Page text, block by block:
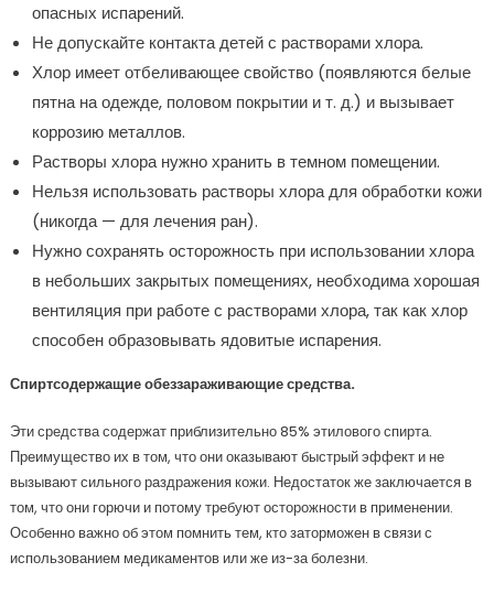
опасных испарений.
Не допускайте контакта детей с растворами хлора.
Хлор имеет отбеливающее свойство (появляются белые
пятна на одежде, половом покрытии и т. д.) и вызывает
коррозию металлов.
Растворы хлора нужно хранить в темном помещении.
Нельзя использовать растворы хлора для обработки кожи
(никогда — для лечения ран).
Нужно сохранять осторожность при использовании хлора
в небольших закрытых помещениях, необходима хорошая
вентиляция при работе с растворами хлора, так как хлор
способен образовывать ядовитые испарения.
Спиртсодержащие обеззараживающие средства.
Эти средства содержат приблизительно 85% этилового спирта.
Преимущество их в том, что они оказывают быстрый эффект и не
вызывают сильного раздражения кожи. Недостаток же заключается в
том, что они горючи и потому требуют осторожности в применении.
Особенно важно об этом помнить тем, кто заторможен в связи с
использованием медикаментов или же из-за болезни.